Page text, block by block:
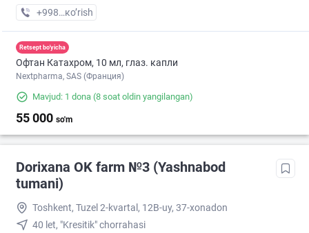
+998 (55) XXX-XX-XX
кo’rish
Retsept bo'yicha
Офтан Катахром, 10 мл, глаз. капли
Nextpharma, SAS (Франция)
Mavjud: 1 dona (8 soat oldin yangilangan)
55 000 so'm
Dorixana OK farm №3 (Yashnabod
tumani)
Toshkent, Tuzel 2-kvartal, 12B-uy, 37-xonadon
40 let, "Kresitik" chorrahasi